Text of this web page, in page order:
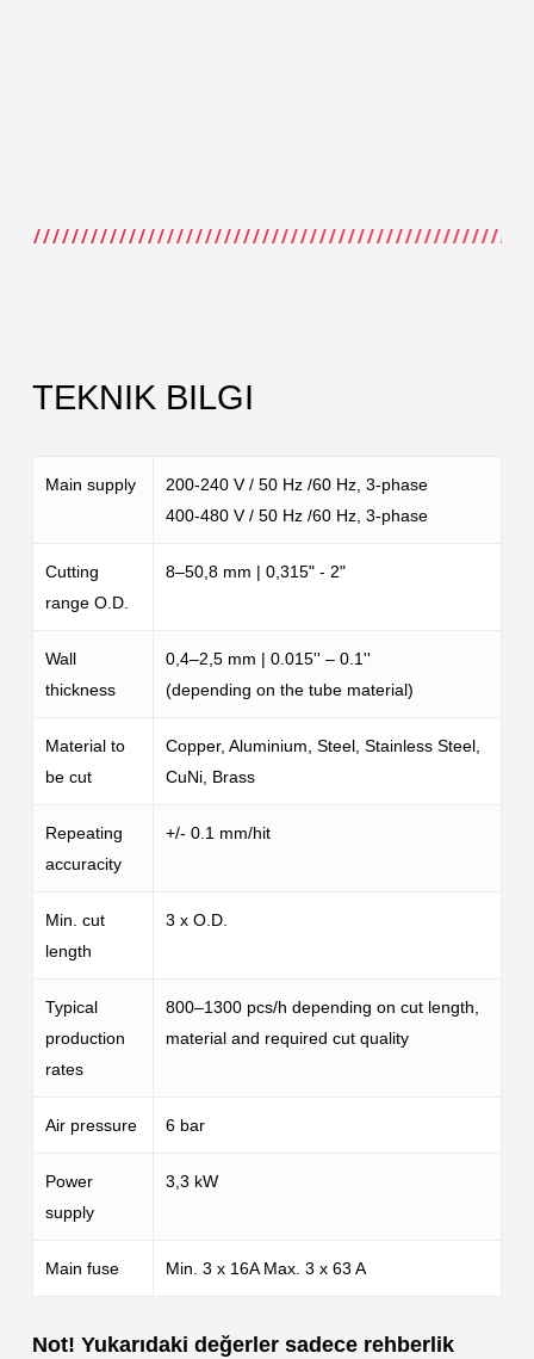
Close
TEKNIK BILGI
Main supply
200-240 V / 50 Hz /60 Hz, 3-phase
400-480 V / 50 Hz /60 Hz, 3-phase
Cutting
range O.D.
8–50,8 mm | 0,315" - 2"
Wall
thickness
0,4–2,5 mm | 0.015'' – 0.1''
(depending on the tube material)
Material to
be cut
Copper, Aluminium, Steel, Stainless Steel,
CuNi, Brass
Repeating
accuracity
+/- 0.1 mm/hit
Min. cut
length
3 x O.D.
Typical
production
rates
800–1300 pcs/h depending on cut length,
material and required cut quality
Air pressure 6 bar
Power
supply
3,3 kW
Main fuse Min. 3 x 16A Max. 3 x 63 A
Not! Yukarıdaki değerler sadece rehberlik